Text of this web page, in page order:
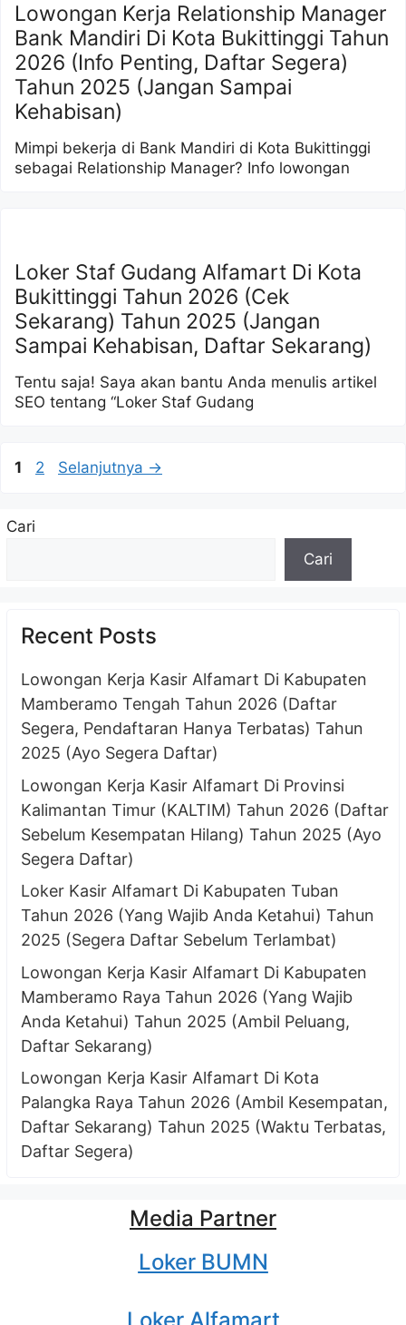
Lowongan Kerja Relationship Manager
Bank Mandiri Di Kota Bukittinggi Tahun
2026 (Info Penting, Daftar Segera)
Tahun 2025 (Jangan Sampai
Kehabisan)
Mimpi bekerja di Bank Mandiri di Kota Bukittinggi
sebagai Relationship Manager? Info lowongan
Loker Staf Gudang Alfamart Di Kota
Bukittinggi Tahun 2026 (Cek
Sekarang) Tahun 2025 (Jangan
Sampai Kehabisan, Daftar Sekarang)
Tentu saja! Saya akan bantu Anda menulis artikel
SEO tentang “Loker Staf Gudang
Halaman
1 Halaman
2 Selanjutnya →
Cari
Cari
Recent Posts
Lowongan Kerja Kasir Alfamart Di Kabupaten
Mamberamo Tengah Tahun 2026 (Daftar
Segera, Pendaftaran Hanya Terbatas) Tahun
2025 (Ayo Segera Daftar)
Lowongan Kerja Kasir Alfamart Di Provinsi
Kalimantan Timur (KALTIM) Tahun 2026 (Daftar
Sebelum Kesempatan Hilang) Tahun 2025 (Ayo
Segera Daftar)
Loker Kasir Alfamart Di Kabupaten Tuban
Tahun 2026 (Yang Wajib Anda Ketahui) Tahun
2025 (Segera Daftar Sebelum Terlambat)
Lowongan Kerja Kasir Alfamart Di Kabupaten
Mamberamo Raya Tahun 2026 (Yang Wajib
Anda Ketahui) Tahun 2025 (Ambil Peluang,
Daftar Sekarang)
Lowongan Kerja Kasir Alfamart Di Kota
Palangka Raya Tahun 2026 (Ambil Kesempatan,
Daftar Sekarang) Tahun 2025 (Waktu Terbatas,
Daftar Segera)
Media Partner
Loker BUMN